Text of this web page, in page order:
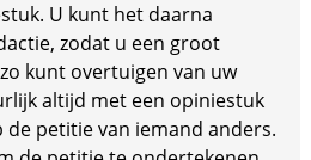
U kunt het daarna
zodat u een groot
kunt overtuigen van uw
altijd met een opiniestuk
petitie van iemand anders.